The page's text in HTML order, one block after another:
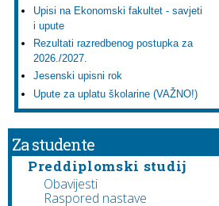
Upisi na Ekonomski fakultet - savjeti
i upute
Rezultati razredbenog postupka za
2026./2027.
Jesenski upisni rok
Upute za uplatu školarine (VAŽNO!)
Za studente
Preddiplomski studij
Obavijesti
Raspored nastave